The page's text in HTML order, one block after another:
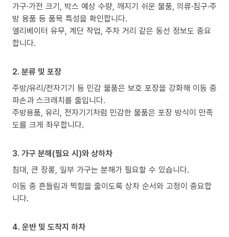
가구·가전 크기, 박스 예상 수량, 깨지기 쉬운 물품, 의류·침구·주
방 용품 등 품목 특성을 확인합니다.
엘리베이터 유무, 계단 작업, 주차 거리 같은 동선 정보도 중요
합니다.
2. 분류 및 포장
주방/유리/전자기기 등 민감 물품은 보호 포장을 강화해 이동 중
파손과 스크래치를 줄입니다.
주방용품, 유리, 전자기기처럼 민감한 물품은 포장 방식이 만족
도를 크게 좌우합니다.
3. 가구 분해(필요 시)와 상하차
침대, 큰 장롱, 일부 가구는 분해가 필요할 수 있습니다.
이동 중 흔들림과 찍힘을 줄이도록 상차 순서와 고정이 중요합
니다.
4. 운반 및 도착지 하차